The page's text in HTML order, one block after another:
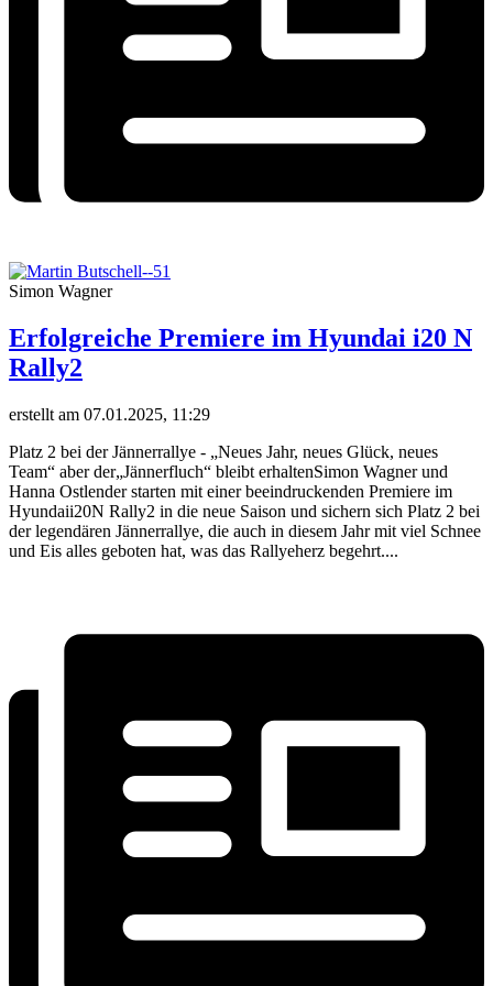
Simon Wagner
Erfolgreiche Premiere im Hyundai i20 N
Rally2
erstellt am 07.01.2025, 11:29
Platz 2 bei der Jännerrallye - „Neues Jahr, neues Glück, neues
Team“ aber der„Jännerfluch“ bleibt erhaltenSimon Wagner und
Hanna Ostlender starten mit einer beeindruckenden Premiere im
Hyundaii20N Rally2 in die neue Saison und sichern sich Platz 2 bei
der legendären Jännerrallye, die auch in diesem Jahr mit viel Schnee
und Eis alles geboten hat, was das Rallyeherz begehrt....